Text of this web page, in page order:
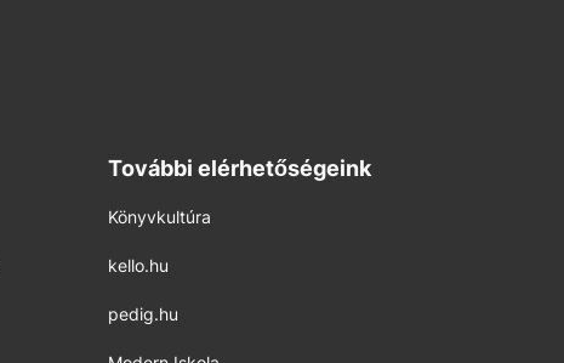
További elérhetőségeink
Könyvkultúra
kello.hu
pedig.hu